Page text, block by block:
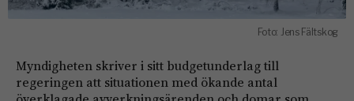
Foto: Jens Fältskog
Myndigheten skriver i sitt budgetunderlag till
regeringen att situationen med ökande antal